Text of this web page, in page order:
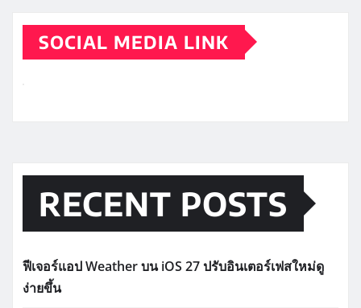
SOCIAL MEDIA LINK
RECENT POSTS
ฟีเจอร์แอป Weather บน iOS 27 ปรับอินเตอร์เฟสใหม่ดู
ง่ายขึ้น